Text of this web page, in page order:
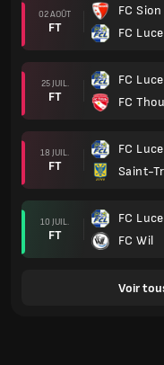
02 AOÛT
FT
FC Sion
FC
25 JUIL.
FT
FC
FC
18 JUIL.
FT
FC
Saint-
10 JUIL.
FT
FC
FC Wil
Voir